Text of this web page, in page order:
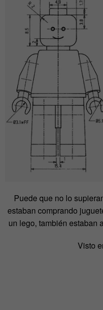
Puede que no lo
estaban comprando
un lego, también estaban
Visto